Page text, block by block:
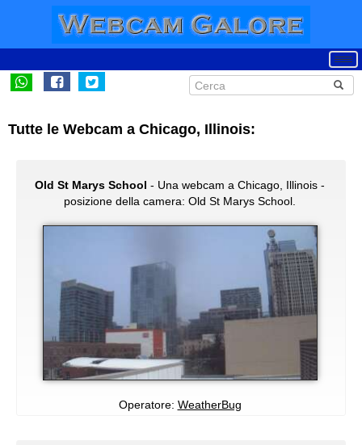
Tutte le Webcam a Chicago, Illinois:
Old St Marys School - Una webcam a Chicago, Illinois -
posizione della camera: Old St Marys School.
Operatore: WeatherBug